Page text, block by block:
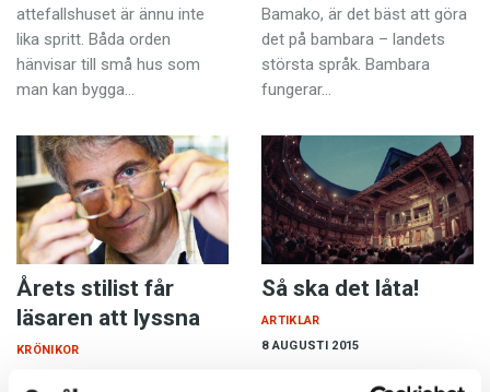
attefallshuset är ännu inte
lika spritt. Båda orden
hänvisar till små hus som
man kan bygga…
Bamako, är det bäst att göra
det på bambara – landets
största språk. Bambara
fungerar…
Årets stilist får
läsaren att lyssna
KRÖNIKOR
Så ska det låta!
8 AUGUSTI 2015
ARTIKLAR